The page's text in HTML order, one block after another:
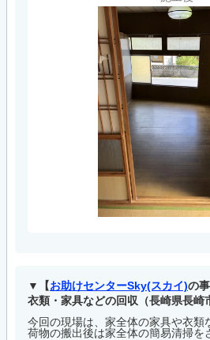
【お助けセンターSky(スカイ)の
衣類・家具などの回収（長崎県長崎
今回の現場は、家全体の家具や衣類
荷物の搬出後は家全体の簡易清掃を